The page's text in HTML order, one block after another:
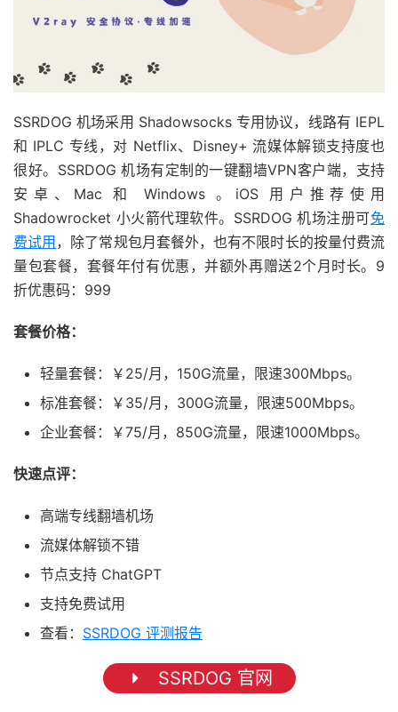
SSRDOG 机场采用 Shadowsocks 专用协议，线路有 IEPL
和 IPLC 专线，对 Netflix、Disney+ 流媒体解锁支持度也
很好。SSRDOG 机场有定制的一键翻墙VPN客户端，支持
安卓、Mac 和 Windows 。iOS 用户推荐使用
Shadowrocket 小火箭代理软件。SSRDOG 机场注册可免
费试用，除了常规包月套餐外，也有不限时长的按量付费流
量包套餐，套餐年付有优惠，并额外再赠送2个月时长。9
折优惠码：999
套餐价格：
轻量套餐：￥25/月，150G流量，限速300Mbps。
标准套餐：￥35/月，300G流量，限速500Mbps。
企业套餐：￥75/月，850G流量，限速1000Mbps。
快速点评：
高端专线翻墙机场
流媒体解锁不错
节点支持 ChatGPT
支持免费试用
查看： SSRDOG 评测报告
SSRDOG 官网